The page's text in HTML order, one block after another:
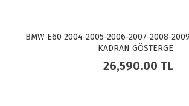
BMW E60 2004-2005-2006-2007-2008-
KADRAN GÖSTERGE
26,590.00 TL